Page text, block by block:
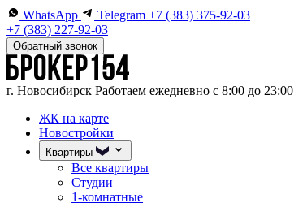
WhatsApp Telegram +7 (383) 375-92-03
+7 (383) 227-92-03
Обратный звонок
г. Новосибирск Работаем ежедневно с 8:00 до 23:00
ЖК на карте
Новостройки
Квартиры
Все квартиры
Студии
1-комнатные